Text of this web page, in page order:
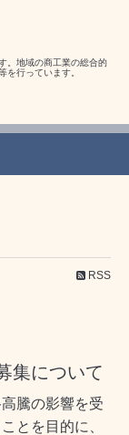
。地域の商工業の総合的
を行っています。
RSS
集について
騰の影響を受
とを目的に、